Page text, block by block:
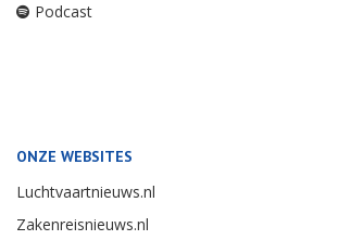
Podcast
ONZE WEBSITES
Luchtvaartnieuws.nl
Zakenreisnieuws.nl